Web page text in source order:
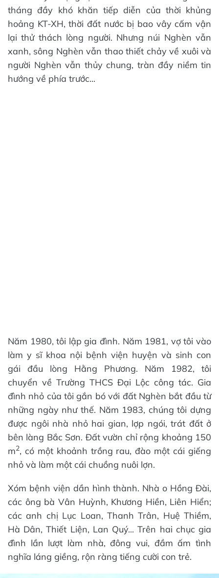
tháng đầy khó khăn tiếp diễn của thời khủng
hoảng KT-XH, thời đất nước bị bao vây cấm vận
lại thử thách lòng người. Nhưng núi Nghèn vẫn
xanh, sông Nghèn vẫn thao thiết chảy về xuôi và
người Nghèn vẫn thủy chung, tràn đầy niềm tin
hướng về phía trước...
Năm 1980, tôi lập gia đình. Năm 1981, vợ tôi vào
làm y sĩ khoa nội bệnh viện huyện và sinh con
gái đầu lòng Hằng Phương. Năm 1982, tôi
chuyển về Trường THCS Đại Lộc công tác. Gia
đình nhỏ của tôi gắn bó với đất Nghèn bắt đầu từ
những ngày như thế. Năm 1983, chúng tôi dựng
được ngôi nhà nhỏ hai gian, lợp ngói, trát đất ở
bên làng Bắc Sơn. Đất vườn chỉ rộng khoảng 150
m2, có một khoảnh trồng rau, đào một cái giếng
nhỏ và làm một cái chuồng nuôi lợn.
Xóm bệnh viện dần hình thành. Nhà o Hồng Đài,
các ông bà Vân Huỳnh, Khương Hiền, Liên Hiển;
các anh chị Lục Loan, Thanh Trân, Huệ Thiềm,
Hà Dân, Thiết Liện, Lan Quý... Trên hai chục gia
đình lần lượt làm nhà, đông vui, đầm ấm tình
nghĩa láng giềng, rộn ràng tiếng cười con trẻ.